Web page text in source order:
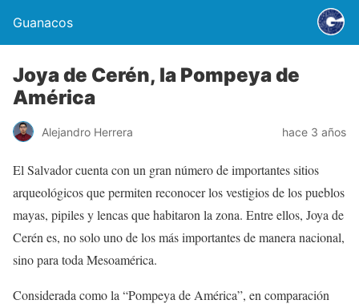
Guanacos
Joya de Cerén, la Pompeya de
América
Alejandro Herrera hace 3 años
El Salvador cuenta con un gran número de importantes sitios
arqueológicos que permiten reconocer los vestigios de los pueblos
mayas, pipiles y lencas que habitaron la zona. Entre ellos, Joya de
Cerén es, no solo uno de los más importantes de manera nacional,
sino para toda Mesoamérica.
Considerada como la “Pompeya de América”, en comparación